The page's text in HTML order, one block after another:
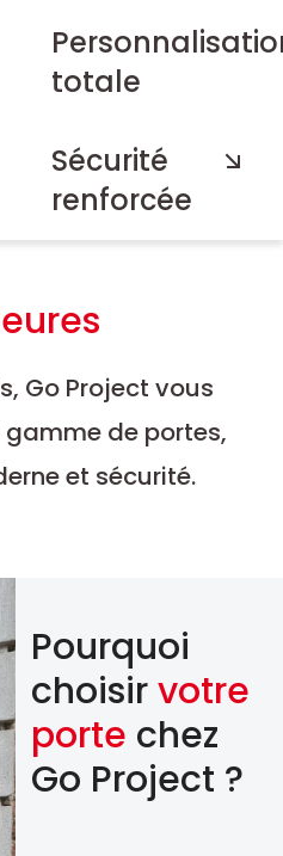
totale
Sécurité
renforcée
-
Go Project vous
de portes,
et sécurité.
Pourquoi
choisirvotre
porte chez
Go Project ?